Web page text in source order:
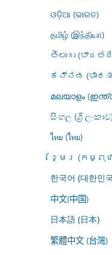
ଓଡ଼ିଆ (ଭାରତ)
தமிழ் (இந்தியா)
తెలుగు
ಕನ್ನಡ
മലയാളം
සිංහල (ශ්‍රී
ไทย (ไทย)
ខ្មែរ (កម្ពុជ
한국어 (대한민
中文(中国)
日本語 (日本)
繁體中文 (台灣)